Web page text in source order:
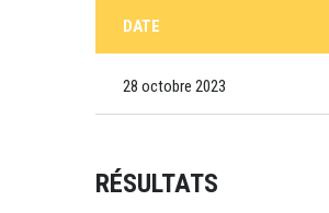
DATE
28 octobre 2023
RÉSULTATS